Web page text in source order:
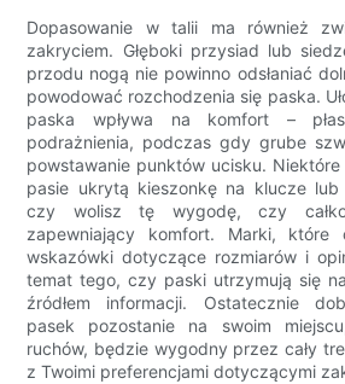
Dopasowanie w talii ma również
zakryciem. Głęboki przysiad lub
przodu nogą nie powinno odsłaniać
powodować rozchodzenia się paska.
paska wpływa na komfort –
podrażnienia, podczas gdy grube
powstawanie punktów ucisku.
pasie ukrytą kieszonkę na klucze
czy wolisz tę wygodę, czy
zapewniający komfort. Marki, które
wskazówki dotyczące rozmiarów i
temat tego, czy paski utrzymują się
źródłem informacji. Ostatecznie
pasek pozostanie na swoim
ruchów, będzie wygodny przez cały
z Twoimi preferencjami dotyczącymi